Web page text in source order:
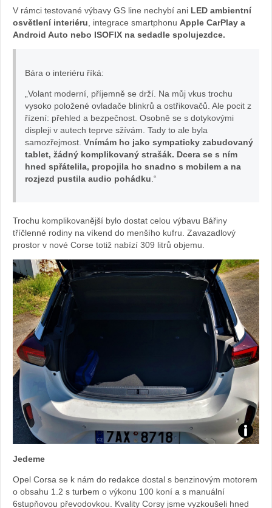
V rámci testované výbavy GS line nechybí ani LED ambientní
osvětlení interiéru , integrace smartphonu Apple CarPlay a
Android Auto nebo ISOFIX na sedadle spolujezdce.
Bára o interiéru říká:
„Volant moderní, příjemně se drží. Na můj vkus trochu
vysoko položené ovladače blinkrů a ostřikovačů. Ale pocit z
řízení: přehled a bezpečnost. Osobně se s dotykovými
displeji v autech teprve sžívám. Tady to ale byla
samozřejmost. Vnímám ho jako sympaticky zabudovaný
tablet, žádný komplikovaný strašák. Dcera se s ním
hned spřátelila, propojila ho snadno s mobilem a na
rozjezd pustila audio pohádku .“
Trochu komplikovanější bylo dostat celou výbavu Bářiny
tříčlenné rodiny na víkend do menšího kufru. Zavazadlový
prostor v nové Corse totiž nabízí 309 litrů objemu.
Foto:
Jedeme
Opel Corsa se k nám do redakce dostal s benzinovým motorem
o obsahu 1.2 s turbem o výkonu 100 koní a s manuální
6stupňovou převodovkou. Kvality Corsy jsme vyzkoušeli hned